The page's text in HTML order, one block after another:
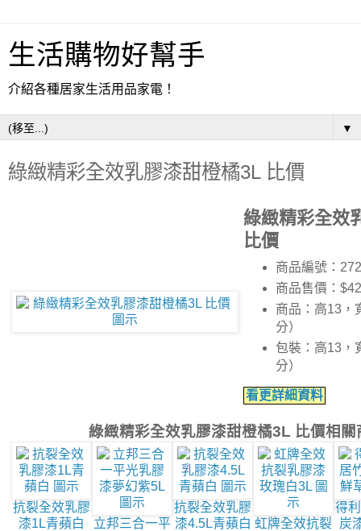
生活購物好幫手
介紹各種居家生活用品家電！
▼
綠緻精彩全效乳膠漆甜橙橘3L 比價
綠緻精彩全效
比價
商品編號：
商品售價：
商品：高13，
分）
包裝：高13，
分）
看更詳細資料
綠緻精彩全效乳膠漆甜橙橘3L 比價相關
抗裂全效乳膠
漆1L青蘋白
立邦三合一平
抗裂全效乳膠
漆4.5L青蘋白 虹牌全效抗裂
得
炭